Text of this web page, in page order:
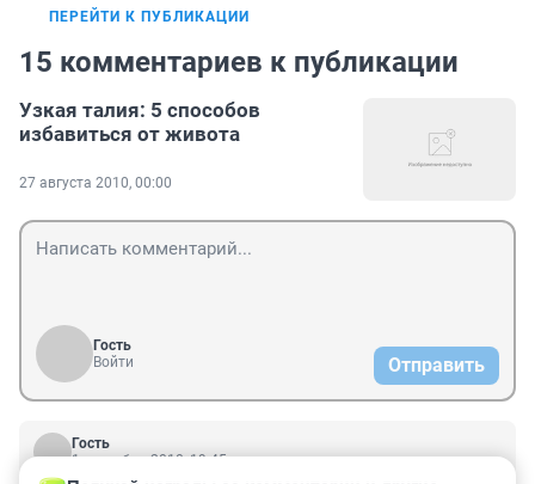
ПЕРЕЙТИ К ПУБЛИКАЦИИ
15 комментариев к публикации
Узкая талия: 5 способов
избавиться от живота
27 августа 2010, 00:00
Гость
Войти
Отправить
Гость
1 сентября 2010, 19:45